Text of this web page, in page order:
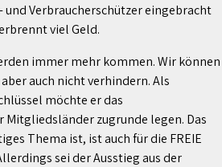
und Verbraucherschützer eingebracht
viel Geld.
immer mehr kommen. Wir können
auch nicht verhindern. Als
möchte er das
zugrunde legen. Das
Thema ist, ist auch für die FREIE
sei der Ausstieg aus der